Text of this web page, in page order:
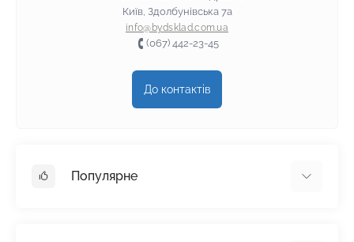
Київ, Здолбунівська 7а
info@bydsklad.com.ua
(067) 442-23-45
До контактів
Популярне